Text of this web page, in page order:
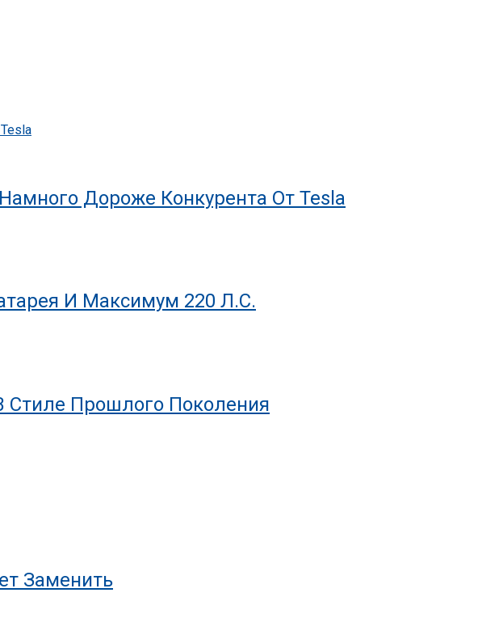
Дороже Конкурента От Tesla
И Максимум 220 Л.с.
Стиле Прошлого Поколения
Заменить